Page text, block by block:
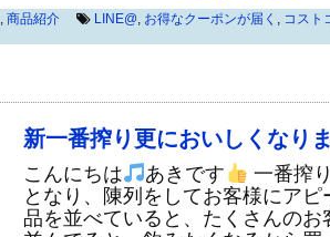
, 商品紹介 LINE@, お得なクーポンが届く , コスト
新一番搾り更においしくなり
こんにちは あきです
一番搾
となり、陳列をしてお客様にア
品を並べていると、たくさんのお